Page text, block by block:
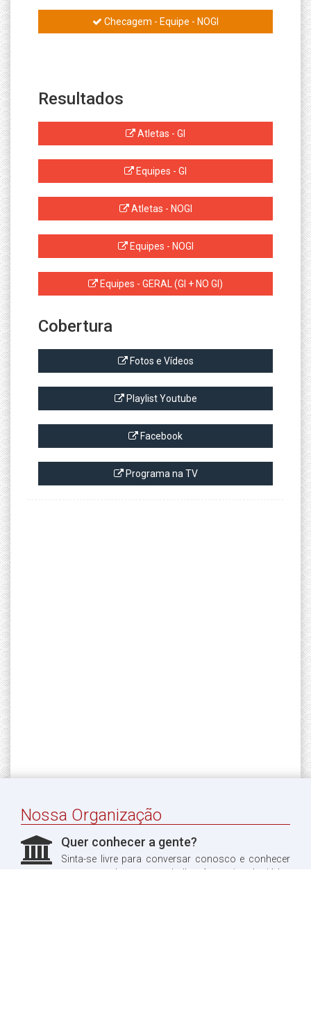
Checagem - Equipe - NOGI
Resultados
Atletas - GI
Equipes - GI
Atletas - NOGI
Equipes - NOGI
Equipes - GERAL (GI + NO GI)
Cobertura
Fotos e Vídeos
Playlist Youtube
Facebook
Programa na TV
Nossa Organização
Quer conhecer a gente?
Sinta-se livre para conversar conosco e conhecer
um pouco do nosso trabalho. Aproveitando, já leu